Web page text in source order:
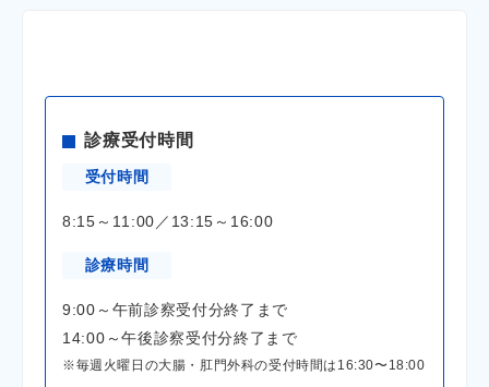
診療受付時間
受付時間
8:15～11:00／13:15～16:00
診療時間
9:00～午前診察受付分終了まで
14:00～午後診察受付分終了まで
※毎週火曜日の大腸・肛門外科の受付時間は16:30〜18:00